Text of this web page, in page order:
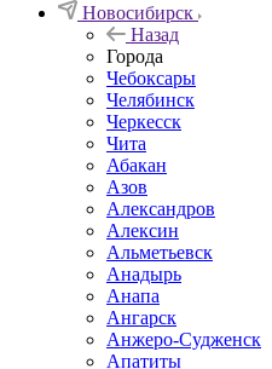
Новосибирск
Назад
Города
Чебоксары
Челябинск
Черкесск
Чита
Абакан
Азов
Александров
Алексин
Альметьевск
Анадырь
Анапа
Ангарск
Анжеро-Судженск
Апатиты